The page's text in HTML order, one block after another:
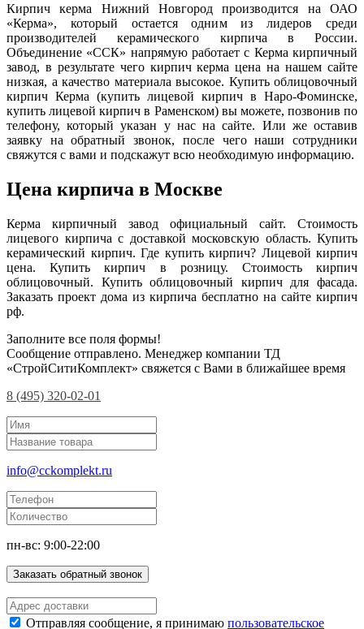
Кирпич керма Нижний Новгород производится на ОАО
«Керма», который остается одним из лидеров среди
производителей керамического кирпича в России.
Объединение «ССК» напрямую работает с Керма кирпичный
завод, в результате чего кирпич керма цена на нашем сайте
низкая, а качество материала высокое. Купить облицовочный
кирпич Керма (купить лицевой кирпич в Наро-Фоминске,
купить лицевой кирпич в Раменском) вы можете, позвонив по
телефону, который указан у нас на сайте. Или же оставив
заявку на обратный звонок, после чего наши сотрудники
свяжутся с вами и подскажут всю необходимую информацию.
Цена кирпича в Москве
Керма кирпичный завод официальный сайт. Стоимость
лицевого кирпича с доставкой московскую область. Купить
керамический кирпич. Где купить кирпич? Лицевой кирпич
цена. Купить кирпич в розницу. Стоимость кирпич
облицовочный. Купить облицовочный кирпич для фасада.
Заказать проект дома из кирпича бесплатно на сайте кирпич
рф.
Заполните все поля формы!
Сообщение отправлено. Менеджер компании ТД
«СтройСитиКомплект» свяжется с Вами в ближайшее время
8 (495) 320-02-01
info@cckomplekt.ru
пн-вс: 9:00-22:00
Заказать обратный звонок
Отправляя сообщение, я принимаю пользовательское